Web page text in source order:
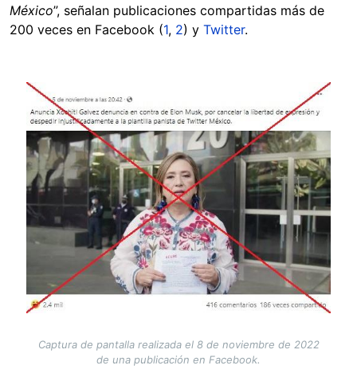
México”, señalan publicaciones compartidas más de
200 veces en Facebook (1, 2) y Twitter.
Image
Captura de pantalla realizada el 8 de noviembre de 2022
de una publicación en Facebook.